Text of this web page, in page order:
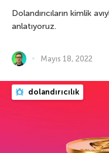
Dolandırıcıların kimlik
anlatıyoruz.
Mayıs 18, 2022
dolandırıcılık